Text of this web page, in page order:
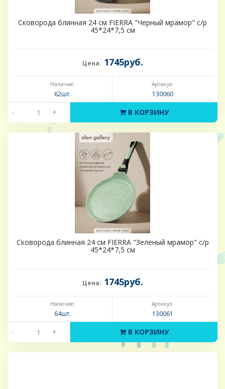
Сковорода блинная 24 см FIERRA "Черный мрамор" с/р
45*24*7,5 см
Цена: 1745руб.
Наличие:
62шт.
Артикул:
130060
- + В КОРЗИНУ
Сковорода блинная 24 см FIERRA "Зеленый мрамор" с/р
45*24*7,5 см
Цена: 1745руб.
Наличие:
64шт.
Артикул:
130061
- + В КОРЗИНУ